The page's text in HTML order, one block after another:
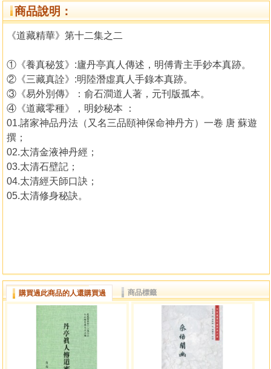
商品說明：
《道藏精華》第十二集之二
①《養真秘笈》:廬丹亭真人傳述，明傅青主手鈔本真跡。
②《三藏真詮》:明陸潛虛真人手錄本真跡。
③《易外別傳》：俞石澗道人著，元刊版孤本。
④《道藏零種》，明鈔秘本 ：
01.諸家神品丹法（又名三品頤神保命神丹方）一卷 唐 蘇遊
撰；
02.太清金液神丹經；
03.太清石壁記；
04.太清經天師口訣；
05.太清修身秘訣。
購買過此商品的人還購買過 商品標籤